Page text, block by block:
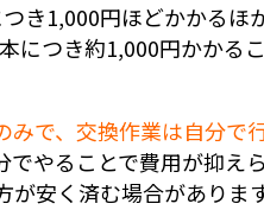
き1,000円ほどかかるほ
につき約1,000円かかる
みで、交換作業は自分で
やることで費用が抑え
安く済む場合があります